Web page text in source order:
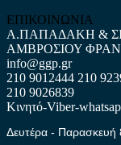
ΕΠΙΚΟΙΝΩΝΙΑ
Α.ΠΑΠΑΔΑΚΗ &
ΑΜΒΡΟΣΙΟΥ
info@ggp.gr
210 9012444 210
210 9026839
Κινητό-Viber-
Δευτέρα -